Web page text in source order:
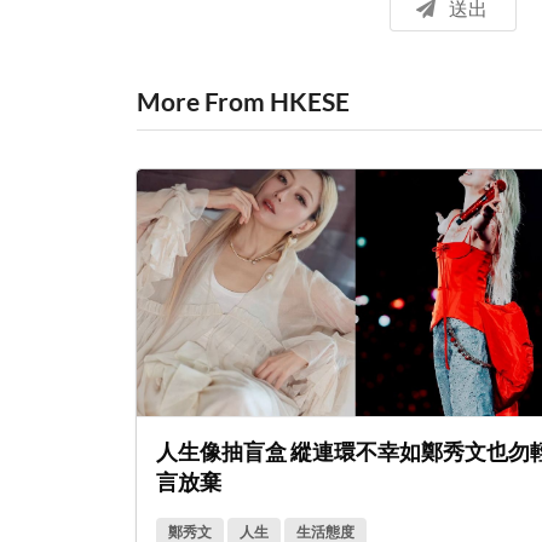
送出
More From HKESE
人生像抽盲盒 縱連環不幸如鄭秀文也勿
言放棄
鄭秀文 人生 生活態度